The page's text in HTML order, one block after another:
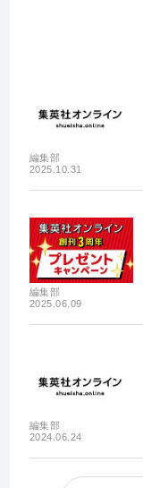
編集部
2025.10.31
編集部
2025.06.09
編集部
2024.06.24